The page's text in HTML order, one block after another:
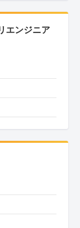
エンジニア